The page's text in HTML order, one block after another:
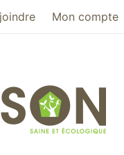
Mon compte